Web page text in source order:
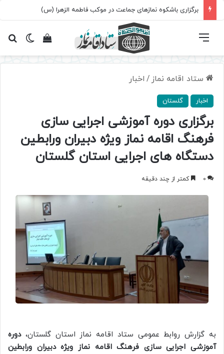
برگزاری باشکوه نمازهای جماعت در موکب فاطمه الزهرا (س)
تغییرمشاهده فهرست
ستاد اقامه نماز / اخبار
اخبار گلستان
برگزاری دوره آموزشی اجرایی سازی
فرهنگ اقامه نماز ویژه دبیران ورابطین
دستگاه های اجرایی استان گلستان
0 کمتر از چند دقیقه
به گزارش روابط عمومی ستاد اقامه نماز استان گلستان،دوره
آموزشی اجرایی سازی فرهنگ اقامه نماز ویژه دبیران ورابطین